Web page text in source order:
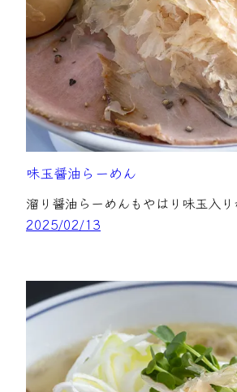
味玉醤油らーめん
溜り醤油らーめんもやはり味玉入
2025/02/13